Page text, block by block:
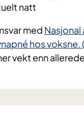
natt
med
hos voksne.
vekt enn